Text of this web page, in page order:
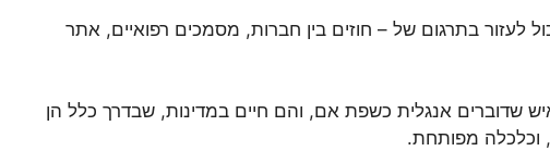
לעזור בתרגום של – חוזים בין חברות, מסמכים רפואיים, אתר
שדוברים אנגלית כשפת אם, והם חיים במדינות, שבדרך כלל הן
וכלכלה מפותחת.